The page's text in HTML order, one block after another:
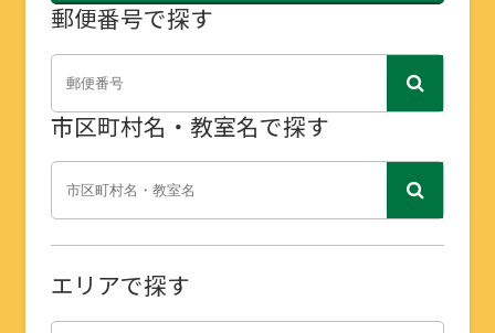
郵便番号で探す
市区町村名・教室名で探す
エリアで探す